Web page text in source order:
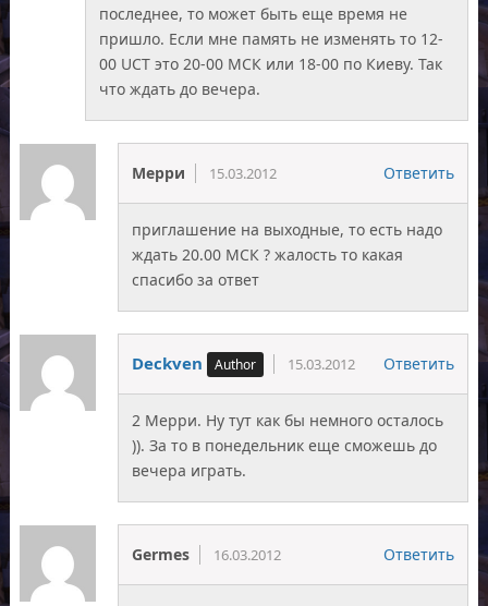
последнее, то может быть еще время не
пришло. Если мне память не изменять то 12-
00 UCT это 20-00 МСК или 18-00 по Киеву. Так
что ждать до вечера.
Мерри 15.03.2012 Ответить
приглашение на выходные, то есть надо
ждать 20.00 МСК ? жалость то какая
спасибо за ответ
Deckven 15.03.2012 Ответить
2 Мерри. Ну тут как бы немного осталось
)). За то в понедельник еще сможешь до
вечера играть.
Germes 16.03.2012 Ответить